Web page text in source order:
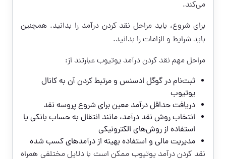
می‌کند.
برای شروع، باید مراحل نقد کردن درآمد را بدانید. همچنین
باید شرایط و الزامات را بدانید.
مراحل مهم نقد کردن درآمد یوتیوب عبارتند از:
ثبت‌نام در گوگل ادسنس و مرتبط کردن آن به کانال
یوتیوب
دریافت حداقل درآمد معین برای شروع پروسه نقد
انتخاب روش نقد درآمد، مانند انتقال به حساب بانکی یا
استفاده از روش‌های الکترونیکی
مدیریت مالی و استفاده بهینه از درآمدهای کسب شده
نقد کردن درآمد یوتیوب ممکن است با دلایل مختلفی همراه